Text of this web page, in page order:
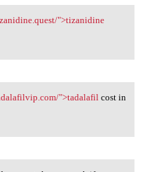
">tizanidine
">tadalafilcost in